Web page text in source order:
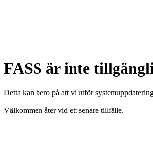
FASS är inte
Detta kan bero på att vi utför
Välkommen åter vid ett senare tillfälle.